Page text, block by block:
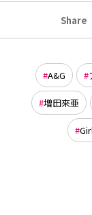
Share
A&G
増田來亜